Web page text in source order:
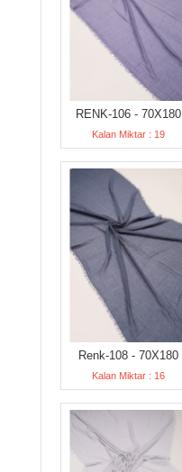
RENK-106 - 70X180
Kalan Miktar : 19
Renk-108 - 70X180
Kalan Miktar : 16